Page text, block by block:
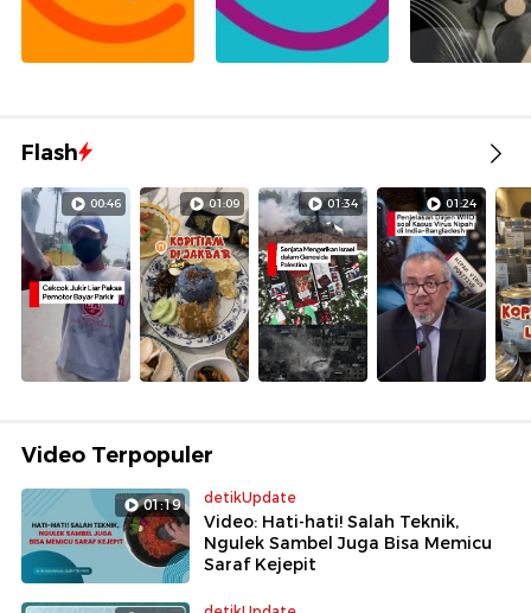
Flash
00:46 01:09 01:34 01:24
Video Terpopuler
01:19 detikUpdate
Video: Hati-hati! Salah Teknik,
Ngulek Sambel Juga Bisa Memicu
Saraf Kejepit